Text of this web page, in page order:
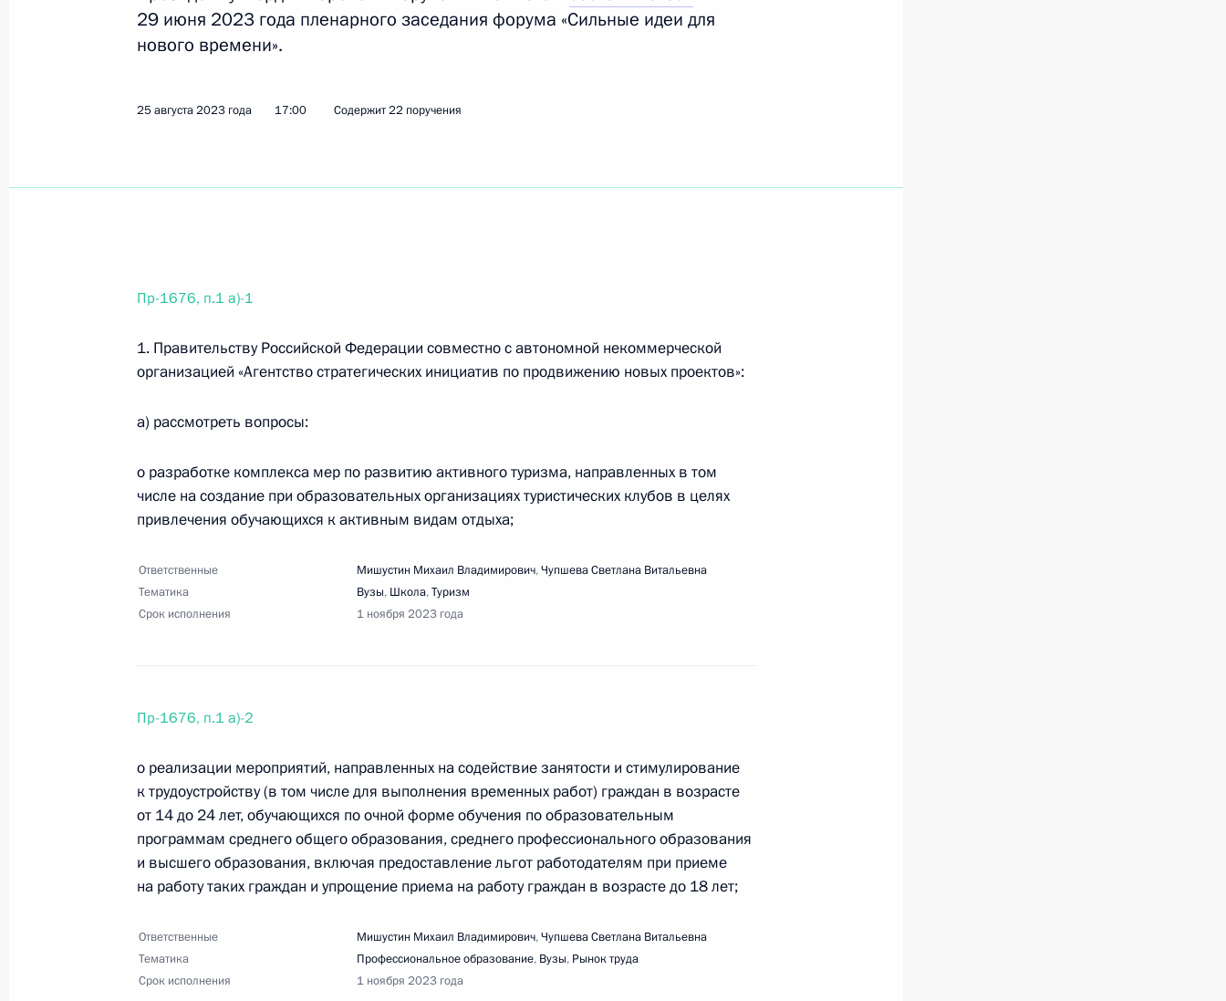
17 сентября 2023 года, воскресенье
страна возможностей»
6 сентября 2023 года, среда
Перечень поручений по итогам совещания с членами Правительства
3 сентября 2023 года, воскресенье
Перечень поручений по итогам встречи с учёными и пленарного заседания Форума
будущих технологий
3 сентября 2023 года, 19:45 19 поручений
обрабатывающей промышленности
3 сентября 2023 года, 19:30 10 поручений
25 августа 2023 года, пятница
Перечень поручений по вопросам совершенствования кадрового обеспечения
25 августа 2023 года, 18:00 6 поручений
29 июня 2023 года пленарного заседания форума «Сильные идеи для
нового времени».
25 августа 2023 года 17:00 Содержит 22 поручения
Пр-1676, п.1 а)-1
1. Правительству Российской Федерации совместно с автономной некоммерческой
организацией «Агентство стратегических инициатив по продвижению новых проектов»:
а) рассмотреть вопросы:
о разработке комплекса мер по развитию активного туризма, направленных в том
числе на создание при образовательных организациях туристических клубов в целях
привлечения обучающихся к активным видам отдыха;
Ответственные Мишустин Михаил Владимирович,Чупшева Светлана Витальевна
Тематика
Вузы, Школа,Туризм
Срок исполнения
1 ноября 2023 года
Пр-1676, п.1 а)-2
о реализации мероприятий, направленных на содействие занятости и стимулирование
к трудоустройству (в том числе для выполнения временных работ) граждан в возрасте
от 14 до 24 лет, обучающихся по очной форме обучения по образовательным
программам среднего общего образования, среднего профессионального образования
и высшего образования, включая предоставление льгот работодателям при приеме
на работу таких граждан и упрощение приема на работу граждан в возрасте до 18 лет;
Ответственные Мишустин Михаил Владимирович,Чупшева Светлана Витальевна
Тематика
Профессиональное образование, Вузы, Рынок труда
Срок исполнения
1 ноября 2023 года